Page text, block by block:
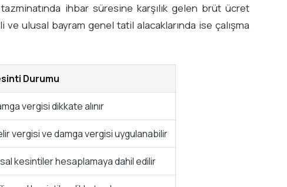
ihbar süresine karşılık gelen brüt ücret
ulusal bayram genel tatil alacaklarında ise çalışma
Durumu
vergisi dikkate alınır
vergisi ve damga vergisi uygulanabilir
kesintiler hesaplamaya dahil edilir